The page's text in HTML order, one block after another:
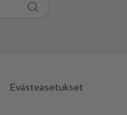
Evästeasetukset